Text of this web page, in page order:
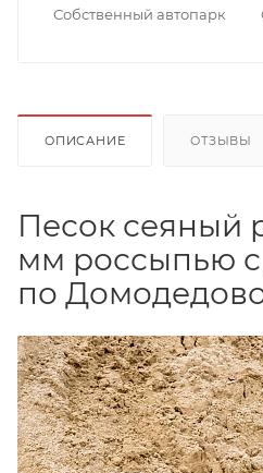
Собственный автопарк
ОПИСАНИЕ ОТЗЫВЫ
Песок сеяный
мм россыпью с
по